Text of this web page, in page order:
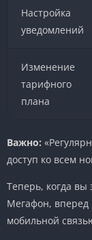
Настройка
уведомлений
Изменение
тарифного
плана
Важно:
доступ ко всем
Теперь, когда вы
Мегафон,
мобильной